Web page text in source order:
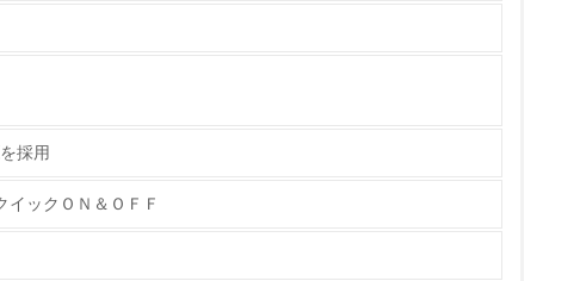
的な目標や計画を立てている
採用
イックＯＮ＆ＯＦＦ